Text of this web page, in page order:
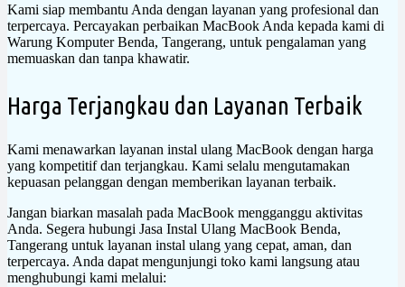
Kami siap membantu Anda dengan layanan yang profesional dan
terpercaya. Percayakan perbaikan MacBook Anda kepada kami di
Warung Komputer Benda, Tangerang, untuk pengalaman yang
memuaskan dan tanpa khawatir.
Harga Terjangkau dan Layanan Terbaik
Kami menawarkan layanan instal ulang MacBook dengan harga
yang kompetitif dan terjangkau. Kami selalu mengutamakan
kepuasan pelanggan dengan memberikan layanan terbaik.
Jangan biarkan masalah pada MacBook mengganggu aktivitas
Anda. Segera hubungi Jasa Instal Ulang MacBook Benda,
Tangerang untuk layanan instal ulang yang cepat, aman, dan
terpercaya. Anda dapat mengunjungi toko kami langsung atau
menghubungi kami melalui: